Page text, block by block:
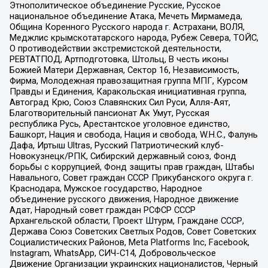
Этнополитическое объединение Русские, Русское
национальное объединение Атака, Мечеть Мирмамеда,
Община Коренного Русского народа г. Астрахани, ВОЛЯ,
Меджлис крымскотатарского народа, Рубеж Севера, ТОЙС,
О противодействии экстремистской деятельности,
РЕВТАТПОД, Артподготовка, Штольц, В честь иконы
Божией Матери Державная, Сектор 16, Независимость,
Фирма, Молодежная правозащитная группа МПГ, Курсом
Правды и Единения, Каракольская инициативная группа,
Автоград Крю, Союз Славянских Сил Руси, Алля-Аят,
Благотворительный пансионат Ак Умут, Русская
республика Русь, Арестантское уголовное единство,
Башкорт, Нация и свобода, Нация и свобода, W.H.С., Фалунь
Дафа, Иртыш Ultras, Русский Патриотический клуб-
Новокузнецк/РПК, Сибирский державный союз, Фонд
борьбы с коррупцией, Фонд защиты прав граждан, Штабы
Навального, Совет граждан СССР Прикубанского округа г.
Краснодара, Мужское государство, Народное
объединение русского движения, Народное движение
Адат, Народный совет граждан РСФСР СССР
Архангельской области, Проект Штурм, Граждане СССР,
Держава Союз Советских Светлых Родов, Совет Советских
Социалистических Районов, Meta Platforms Inc, Facebook,
Instagram, WhatsApp, СИЧ-С14, Добровольческое
Движение Организации украинских националистов, Черный